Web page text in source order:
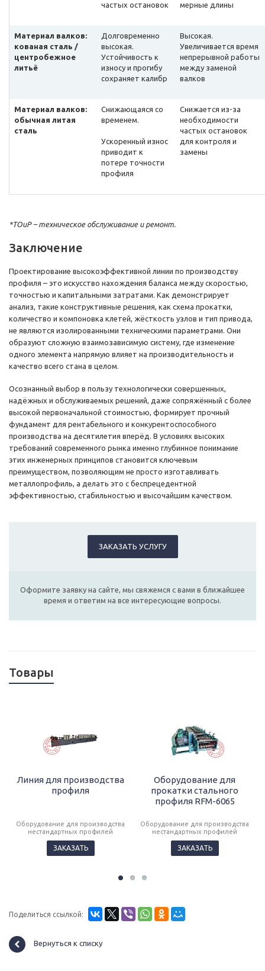
частых остановок
мерные длины
Материал валков:
кованая сталь /
центробежное
литьё
Долговременно
высокая.
Устойчивость к
износу и прогибу
сохраняет калибр
Высокая.
Увеличивается время
непрерывной работы
между заменой
валков
Материал валков:
обычная литая
сталь
Снижающаяся со
временем.
Ускоренный износ
приводит к
потере точности
профиля
Снижается из-за
необходимости
частых остановок
для контроля и
замены
*ТОиР – техническое обслуживание и ремонт.
Заключение
Проектирование высокоэффективной линии по производству
профиля – это искусство нахождения баланса между скоростью,
точностью и капитальными затратами. Как демонстрирует
анализ, такие конструктивные решения, как схема прокатки,
количество и компоновка клетей, жёсткость узлов и тип привода,
не являются изолированными техническими параметрами. Они
образуют сложную взаимозависимую систему, где изменение
одного элемента напрямую влияет на производительность и
качество всего стана в целом.
Осознанный выбор в пользу технологически совершенных,
надёжных и обслуживаемых решений, даже сопряжённый с более
высокой первоначальной стоимостью, формирует прочный
фундамент для рентабельного и конкурентоспособного
производства на десятилетия вперёд. В условиях высоких
требований современного рынка именно глубинное понимание
этих инженерных принципов становится ключевым
преимуществом, позволяющим не просто изготавливать
металлопрофиль, а делать это с беспрецедентной
эффективностью, стабильностью и высочайшим качеством.
ЗАКАЗАТЬ УСЛУГУ
Оформите заявку на сайте, мы свяжемся с вами в ближайшее
время и ответим на все интересующие вопросы.
Товары
Линия для производства
профиля
Оборудование для производства
нестандартных профилей
ЗАКАЗАТЬ
Оборудование для
прокатки стального
профиля RFM-6065
Оборудование для производства
нестандартных профилей
ЗАКАЗАТЬ
Поделиться ссылкой:
Вернуться к списку